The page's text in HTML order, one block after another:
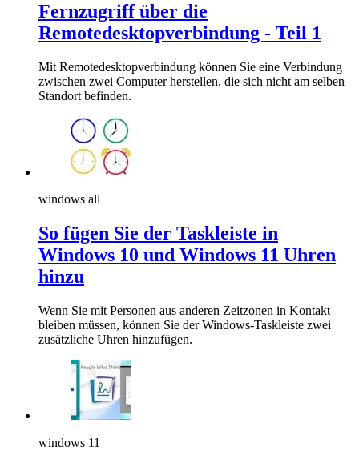
Fernzugriff über die
Remotedesktopverbindung - Teil 1
Mit Remotedesktopverbindung können Sie eine Verbindung
zwischen zwei Computer herstellen, die sich nicht am selben
Standort befinden.
windows all
So fügen Sie der Taskleiste in
Windows 10 und Windows 11 Uhren
hinzu
Wenn Sie mit Personen aus anderen Zeitzonen in Kontakt
bleiben müssen, können Sie der Windows-Taskleiste zwei
zusätzliche Uhren hinzufügen.
windows 11